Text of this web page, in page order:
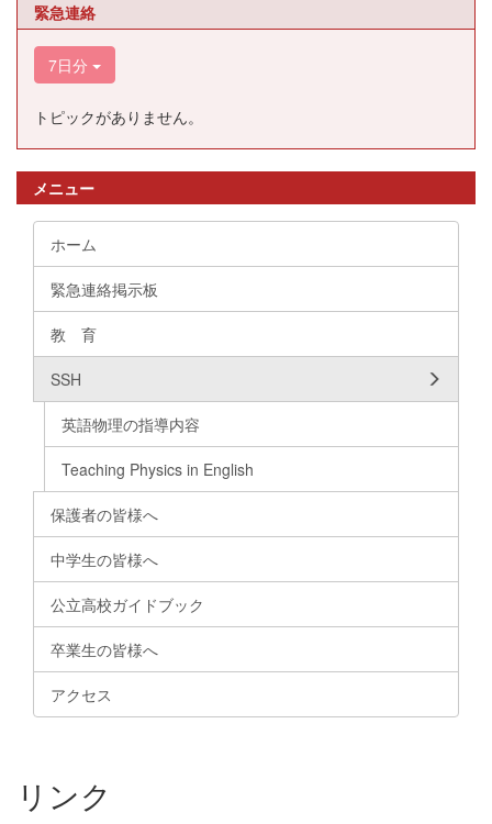
緊急連絡
7日分
トピックがありません。
メニュー
ホーム
緊急連絡掲示板
教 育
SSH
英語物理の指導内容
Teaching Physics in English
保護者の皆様へ
中学生の皆様へ
公立高校ガイドブック
卒業生の皆様へ
アクセス
リンク